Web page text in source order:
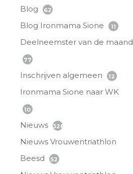
Blog 62
Blog Ironmama Sione 11
Deelneemster van de maand
77
Inschrijven algemeen 12
Ironmama Sione naar WK
10
Nieuws 328
Nieuws Vrouwentriathlon
Beesd
52